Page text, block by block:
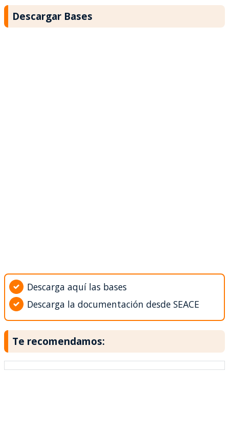
Descargar Bases
Descarga aquí las bases
Descarga la documentación desde SEACE
Te recomendamos: